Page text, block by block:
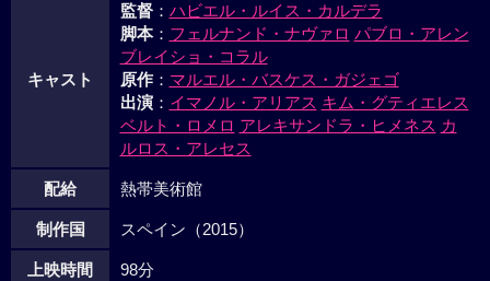
キャスト
監督： ハビエル・ルイス・カルデラ
脚本： フェルナンド・ナヴァロ パブロ・アレン
ブレイショ・コラル
原作： マルエル・バスケス・ガジェゴ
出演： イマノル・アリアス キム・グティエレス
ベルト・ロメロ アレキサンドラ・ヒメネス カ
ルロス・アレセス
配給 熱帯美術館
制作国 スペイン（2015）
上映時間 98分